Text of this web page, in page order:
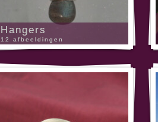
Hangers
12 afbeeldingen